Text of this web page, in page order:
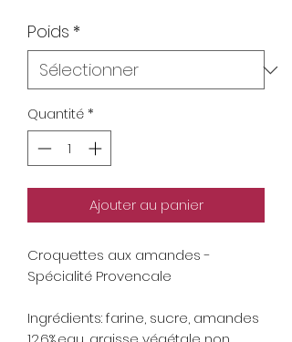
Poids *
Quantité*
Ajouter au panier
Croquettes aux amandes -
Spécialité Provencale
Ingrédients: farine, sucre, amandes